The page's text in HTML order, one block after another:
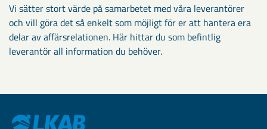
Vi sätter stort värde på samarbetet med våra leverantörer
och vill göra det så enkelt som möjligt för er att hantera era
delar av affärsrelationen. Här hittar du som befintlig
leverantör all information du behöver.